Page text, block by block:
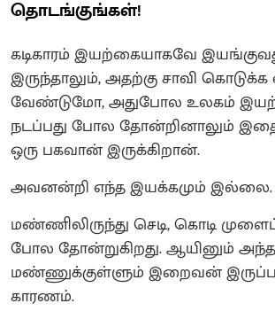
தொடங்குங்கள்!
கடிகாரம் இயற்கையாகவே
இருந்தாலும், அதற்கு சாவி கொடுக்க
வேண்டுமோ, அதுபோல உலகம்
நடப்பது போல தோன்றினாலும்
ஒரு பகவான் இருக்கிறான்.
அவனன்றி எந்த இயக்கமும் இல்லை.
மண்ணிலிருந்து செடி, கொடி
போல தோன்றுகிறது. ஆயினும் அந்த
மண்ணுக்குள்ளும் இறைவன்
காரணம்.